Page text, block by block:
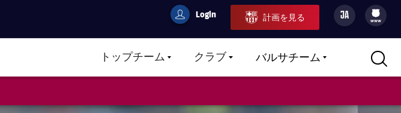
userCulers
Login 計画を見る JA
filled-badge
www
トップチームLABEL.ARIA.CARETDOWN
クラブLABEL.ARIA.CARETDOWN
バルサチームLABEL.ARIA.CARETDOWN